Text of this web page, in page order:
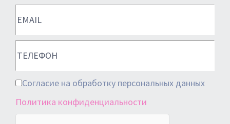
Согласие на обработку персональных данных
Политика конфиденциальности